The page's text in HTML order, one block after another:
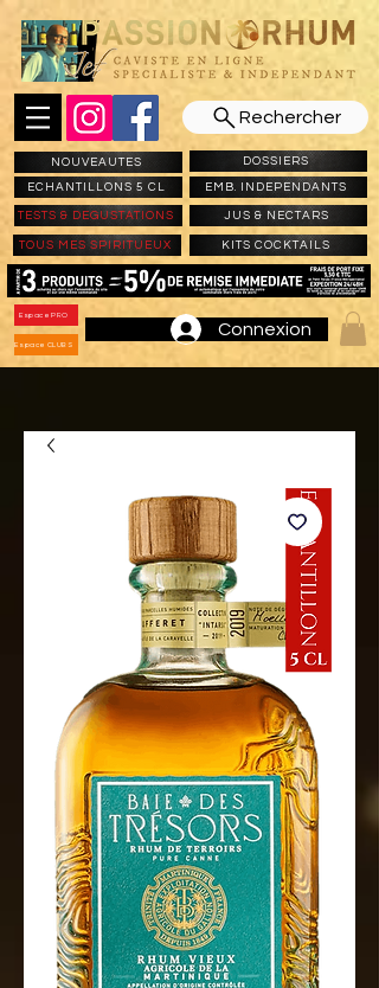
Rechercher
NOUVEAUTES
ECHANTILLONS 5 CL
DOSSIERS
EMB. INDEPENDANTS
TESTS & DEGUSTATIONS JUS & NECTARS
TOUS MES SPIRITUEUX KITS COCKTAILS
Espace PRO
Espace CLUBS
Connexion